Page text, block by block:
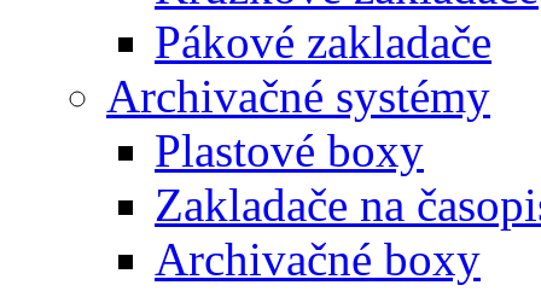
Pákové zakladače
Archivačné systémy
Plastové boxy
Zakladače na
Archivačné boxy